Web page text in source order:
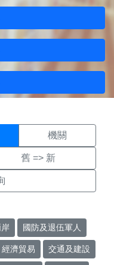
面
機關
舊 => 新
國防及退伍軍人
經濟貿易 交通及建設